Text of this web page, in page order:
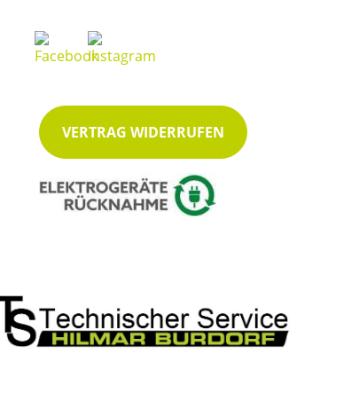
VERTRAG WIDERRUFEN